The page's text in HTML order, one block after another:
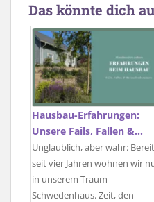
Das könnte dich
Hausbau-Erfahrungen:
Unsere Fails, Fallen &…
Unglaublich, aber wahr:
seit vier Jahren wohnen wir
in unserem Traum-
Schwedenhaus. Zeit, den